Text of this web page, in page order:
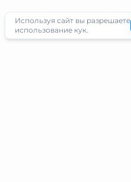
Используя сайт вы разрешаете
использование кук.